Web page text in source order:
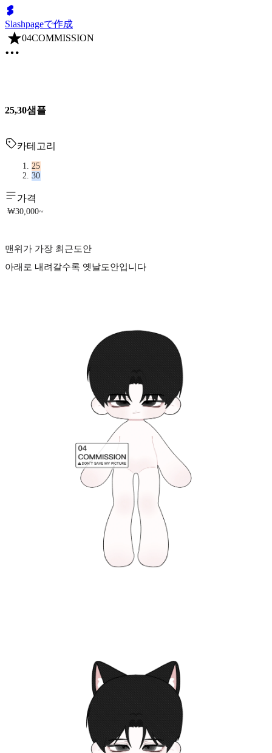
Slashpageで作成
04COMMISSION
25,30샘플
카테고리
25
30
가격
₩30,000~
맨위가 가장 최근도안
아래로 내려갈수록 옛날도안입니다